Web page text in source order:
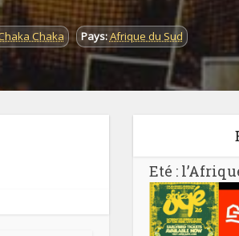
Chaka Pays:Afrique du Sud
Eté :